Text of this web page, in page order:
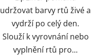
udržovat barvy rtů živé a
vydrží po celý den.
Slouží k vyrovnání nebo
vyplnění rtů pro...